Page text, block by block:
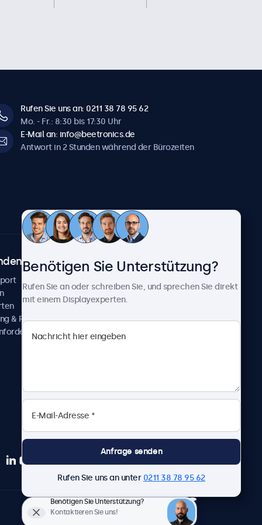
Rufen Sie uns an: 0211 38 78 95 62
Mo. - Fr.: 8:30 bis 17:30 Uhr
E-Mail an: info@beetronics.de
Antwort in 2 Stunden während der Bürozeiten
& Reparatur
Über Beetronics
Neuigkeiten und Updates
Über uns
Karriere
Geschäftsbedingungen
Deutsch
Benötigen Sie Unterstützung?
Rufen Sie an oder schreiben Sie, und sprechen Sie direkt
mit einem Displayexperten.
Anfrage senden
Rufen Sie uns an unter 0211 38 78 95 62
Benötigen Sie Unterstützung?
Kontaktieren Sie uns!